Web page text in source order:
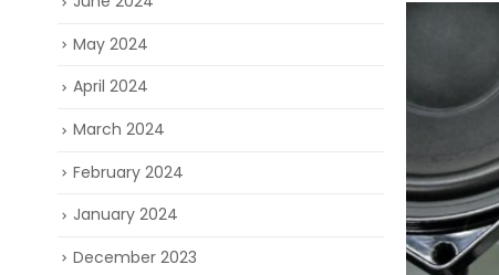
May 2024
April 2024
March 2024
February 2024
January 2024
December 2023